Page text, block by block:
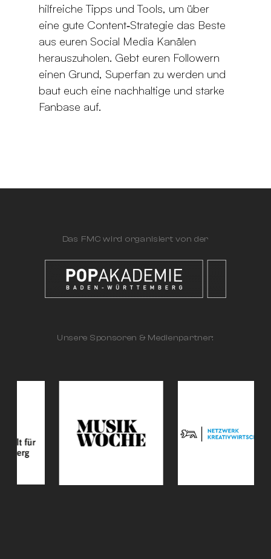
hilfreiche Tipps und Tools, um über
eine gute Content‐Strategie das Beste
aus euren Social Media Kanälen
herauszuholen. Gebt euren Followern
einen Grund, Superfan zu werden und
baut euch eine nachhaltige und starke
Fanbase auf.
Das FMC wird organisiert von der
Unsere Sponsoren & Medienpartner: